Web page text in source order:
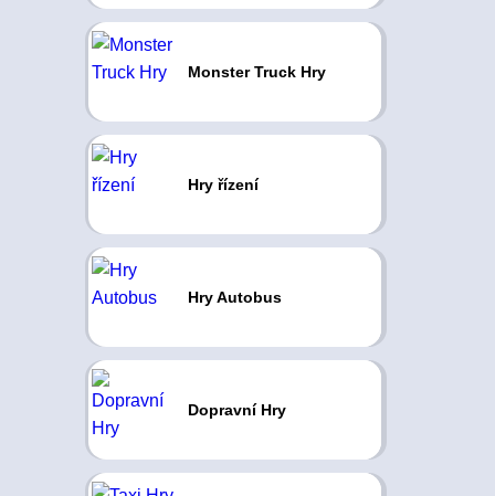
Monster Truck Hry
Hry řízení
Hry Autobus
Dopravní Hry